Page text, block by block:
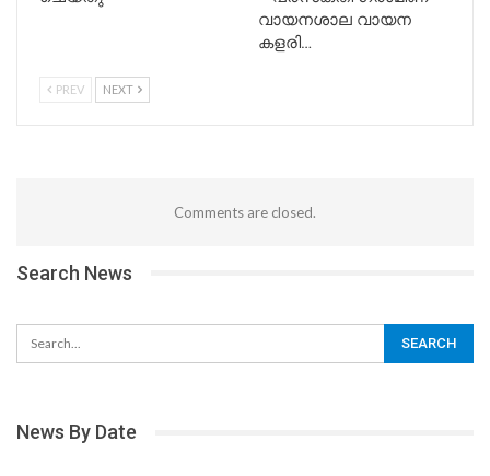
വായനശാല വായന
കളരി…
PREV NEXT
Comments are closed.
Search News
News By Date